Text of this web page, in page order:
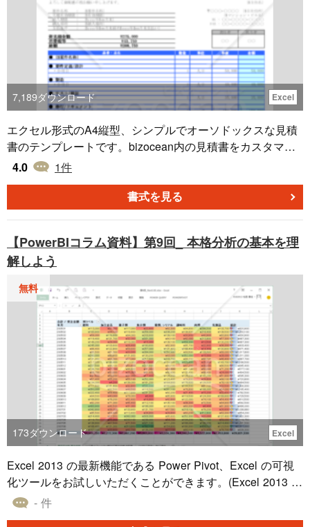
7,189ダウンロード Excel
エクセル形式のA4縦型、シンプルでオーソドックスな見積
書のテンプレートです。bizocean内の見積書をカスタマイ
ズしました。見積書シートに項目を追加すると、発注書シ
定が必要です。)作成ソフト：Excel2003用途：ソフトウェ
ア開発など【消費税8%対応】
4.0 1件
書式を見る
【PowerBIコラム資料】第9回_ 本格分析の基本を理
解しよう
無料
173ダウンロード Excel
Excel 2013 の最新機能である Power Pivot、Excel の可視
化ツールをお試しいただくことができます。(Excel 2013 の
特定のエディションとアドインが必要です)
- 件